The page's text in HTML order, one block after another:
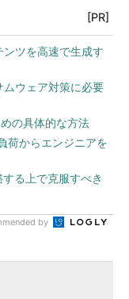
[PR]
ツを高速で生成す
ウェア対策に必要
の具体的な方法
荷からエンジニアを
る上で克服すべき
by